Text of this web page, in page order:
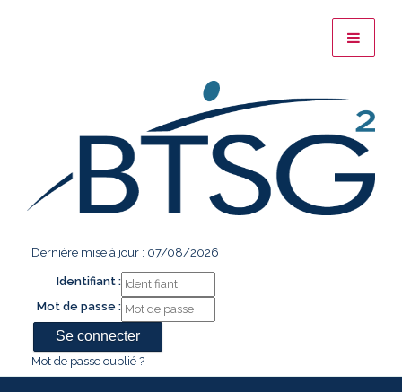
Dernière mise à jour : 07/08/2026
Identifiant :
Mot de passe :
Mot de passe oublié ?